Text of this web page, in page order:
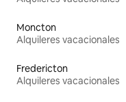
Moncton
Alquileres vacacionales
Fredericton
Alquileres vacacionales